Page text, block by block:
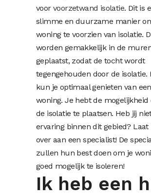
voor voorzetwand isolatie. Dit is
slimme en duurzame manier
woning te voorzien van isolatie.
worden gemakkelijk in de
geplaatst, zodat de tocht wordt
tegengehouden door de isolatie.
kun je optimaal genieten van
woning. Je hebt de mogelijkheid
de isolatie te plaatsen. Heb jij
ervaring binnen dit gebied? Laat
over aan een specialist! De
zullen hun best doen om je
goed mogelijk te isoleren!
Ik heb een